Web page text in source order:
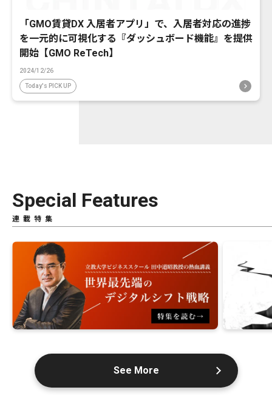
「GMO賃貸DX 入居者アプリ」で、入居者対応の進捗
を一元的に可視化する『ダッシュボード機能』を提供
開始【GMO ReTech】
2024/12/26
Today's PICK UP
Special Features
連載特集
See More